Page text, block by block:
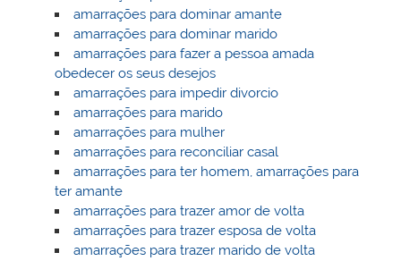
amarrações para dominar amante
amarrações para dominar marido
amarrações para fazer a pessoa amada
obedecer os seus desejos
amarrações para impedir divorcio
amarrações para marido
amarrações para mulher
amarrações para reconciliar casal
amarrações para ter homem, amarrações para
ter amante
amarrações para trazer amor de volta
amarrações para trazer esposa de volta
amarrações para trazer marido de volta